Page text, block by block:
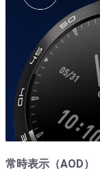
常時表示（AOD）